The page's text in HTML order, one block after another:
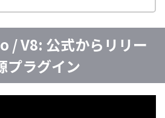
/ V8: 公式からリリー
プラグイン